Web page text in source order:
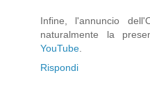
Infine, l'annuncio
naturalmente la
YouTube
Rispondi